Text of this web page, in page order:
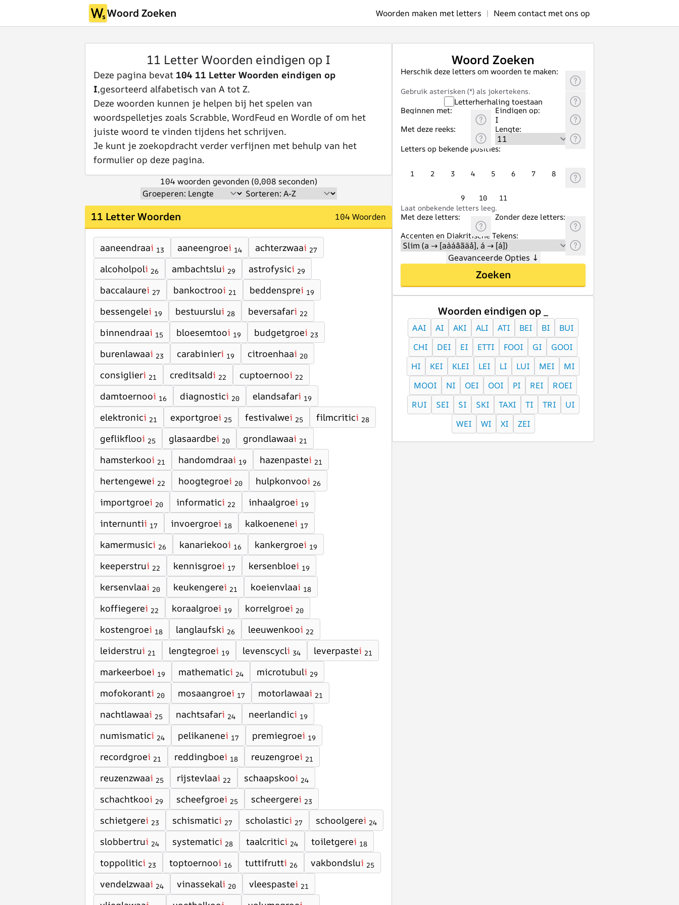
Woord Zoeken Woorden maken met letters | Neem contact met ons op
11 Letter Woorden eindigen op I
Deze pagina bevat 104 11 Letter Woorden eindigen op
I,gesorteerd alfabetisch van A tot Z.
Deze woorden kunnen je helpen bij het spelen van
woordspelletjes zoals Scrabble, WordFeud en Wordle of om het
juiste woord te vinden tijdens het schrijven.
Je kunt je zoekopdracht verder verfijnen met behulp van het
formulier op deze pagina.
104 woorden gevonden (0,008 seconden)
11 Letter Woorden 104 Woorden
aaneendraai 13 aaneengroei 14 achterzwaai 27
alcoholpoli 26 ambachtslui 29 astrofysici 29
baccalaurei 27 bankoctrooi 21 beddensprei 19
bessengelei 19 bestuurslui 28 beversafari 22
binnendraai 15 bloesemtooi 19 budgetgroei 23
burenlawaai 23 carabinieri 19 citroenhaai 20
consiglieri 21 creditsaldi 22 cuptoernooi 22
damtoernooi 16 diagnostici 20 elandsafari 19
elektronici 21 exportgroei 25 festivalwei 25 filmcritici 28
geflikflooi 25 glasaardbei 20 grondlawaai 21
hamsterkooi 21 handomdraai 19 hazenpastei 21
hertengewei 22 hoogtegroei 20 hulpkonvooi 26
importgroei 20 informatici 22 inhaalgroei 19
internuntii 17 invoergroei 18 kalkoenenei 17
kamermusici 26 kanariekooi 16 kankergroei 19
keeperstrui 22 kennisgroei 17 kersenbloei 19
kersenvlaai 20 keukengerei 21 koeienvlaai 18
koffiegerei 22 koraalgroei 19 korrelgroei 20
kostengroei 18 langlaufski 26 leeuwenkooi 22
leiderstrui 21 lengtegroei 19 levenscycli 34 leverpastei 21
markeerboei 19 mathematici 24 microtubuli 29
mofokoranti 20 mosaangroei 17 motorlawaai 21
nachtlawaai 25 nachtsafari 24 neerlandici 19
numismatici 24 pelikanenei 17 premiegroei 19
recordgroei 21 reddingboei 18 reuzengroei 21
reuzenzwaai 25 rijstevlaai 22 schaapskooi 24
schachtkooi 29 scheefgroei 25 scheergerei 23
schietgerei 23 schismatici 27 scholastici 27 schoolgerei 24
slobbertrui 24 systematici 28 taalcritici 24 toiletgerei 18
toppolitici 23 toptoernooi 16 tuttifrutti 26 vakbondslui 25
vendelzwaai 24 vinassekali 20 vleespastei 21
Woord Zoeken
Herschik deze letters om woorden te maken:
Gebruik asterisken (*) als jokertekens.
Letterherhaling toestaan
Beginnen met:
Eindigen op:
Met deze reeks:
Lengte:
Letters op bekende posities:
1 2 3 4 5 6 7 8
9 10
11
Laat onbekende letters leeg.
Met deze letters:
Zonder deze letters:
Accenten en Diakritische Tekens:
Geavanceerde Opties ↓
Zoeken
Woorden eindigen op _
AAI AI AKI ALI ATI BEI BI
BUI
CHI
DEI EI ETTI FOOI GI
GOOI
HI
KEI KLEI LEI LI LUI MEI
MI
MOOI
NI OEI OOI PI REI
ROEI
RUI
SEI SI SKI TAXI TI TRI
UI
WEI
WI XI ZEI